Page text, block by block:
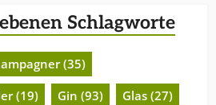
Schlagworte
(35)
(19) Gin (93)
Glas (27)